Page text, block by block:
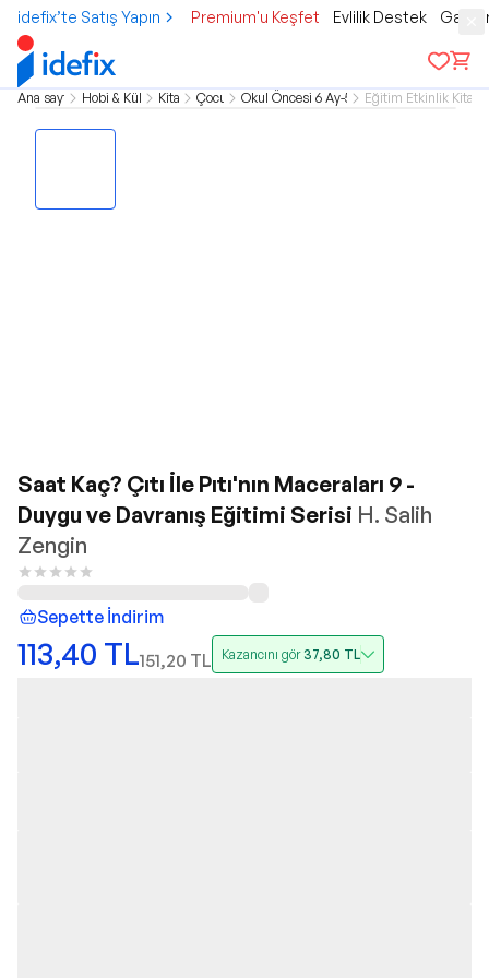
idefix’te Satış Yapın Premium'u Keşfet Evlilik Destek
Ana sayfa Hobi & Kültür Kitap Çocuk Okul Öncesi 6 Ay-5 YaşEğitim Etkinlik
Saat Kaç? Çıtı İle Pıtı'nın Maceraları 9 -
Duygu ve Davranış Eğitimi Serisi H. Salih
Zengin
Sepette İndirim
113,40 TL151,20 TL Kazancını gör37,80 TL